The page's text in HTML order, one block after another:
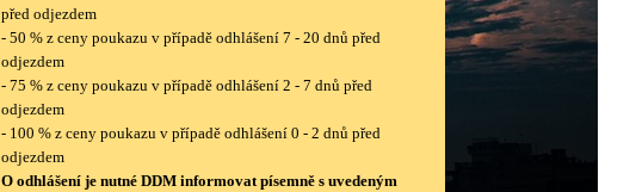
před odjezdem
- 50 % z ceny poukazu v případě odhlášení 7 - 20 dnů před
odjezdem
- 75 % z ceny poukazu v případě odhlášení 2 - 7 dnů před
odjezdem
- 100 % z ceny poukazu v případě odhlášení 0 - 2 dnů před
odjezdem
O odhlášení je nutné DDM informovat písemně s uvedeným